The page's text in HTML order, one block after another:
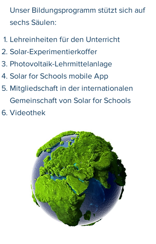
Unser Bildungsprogramm stützt sich auf
sechs Säulen:
Lehreinheiten für den Unterricht
Solar-Experimentierkoffer
Photovoltaik-Lehrmittelanlage
Solar for Schools mobile App
Mitgliedschaft in der internationalen
Gemeinschaft von Solar for Schools
Videothek